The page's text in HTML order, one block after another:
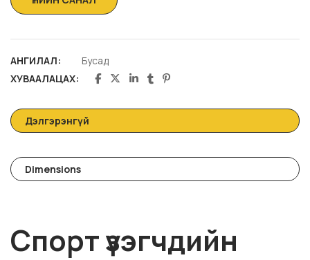
АНГИЛАЛ:
Бусад
ХУВААЛАЦАХ:
Дэлгэрэнгүй
Dimensions
Спорт үзэгчдийн